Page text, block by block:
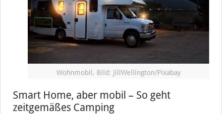
Wohnmobil, Bild: JillWellington/Pixabay
Smart Home, aber mobil – So geht
zeitgemäßes Camping